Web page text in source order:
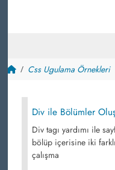
Css Ugulama Örnekleri
Div ile Bölümler
Div tagı yardımı ile
bölüp içerisine iki
çalışma